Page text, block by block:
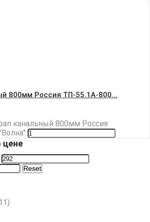
800мм Россия ТП-55.1А-800...
канальный 800мм Россия
цене
Reset